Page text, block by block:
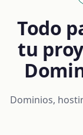
Todo
tu
Dominios,